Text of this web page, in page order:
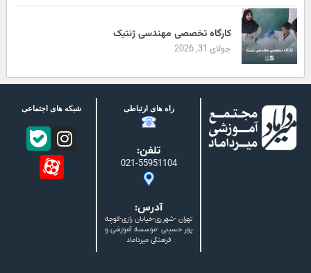
کارگاه تخصصی مهندسی ژنتیک
جولای 31, 2026
راه های ارتباطی
تلفن:
021-55951104
آدرس:
تهران -شهرری-خیابان رازی-کوچه
پور حسینی -موسسه آموزشی و
فرهنگی میرداماد
شبکه های اجتماعی